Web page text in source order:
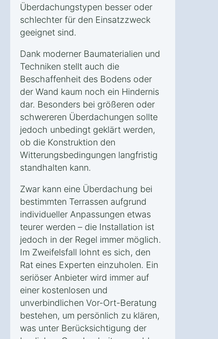
Überdachungstypen besser oder
schlechter für den Einsatzzweck
geeignet sind.
Dank moderner Baumaterialien und
Techniken stellt auch die
Beschaffenheit des Bodens oder
der Wand kaum noch ein Hindernis
dar. Besonders bei größeren oder
schwereren Überdachungen sollte
jedoch unbedingt geklärt werden,
ob die Konstruktion den
Witterungsbedingungen langfristig
standhalten kann.
Zwar kann eine Überdachung bei
bestimmten Terrassen aufgrund
individueller Anpassungen etwas
teurer werden – die Installation ist
jedoch in der Regel immer möglich.
Im Zweifelsfall lohnt es sich, den
Rat eines Experten einzuholen. Ein
seriöser Anbieter wird immer auf
einer kostenlosen und
unverbindlichen Vor-Ort-Beratung
bestehen, um persönlich zu klären,
was unter Berücksichtigung der